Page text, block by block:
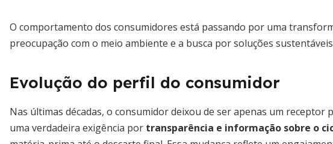
O comportamento dos consumidores está passando por uma
preocupação com o meio ambiente e a busca por soluções
Evolução do perfil do consumidor
Nas últimas décadas, o consumidor deixou de ser apenas um receptor
uma verdadeira exigência por transparência e informação sobre o